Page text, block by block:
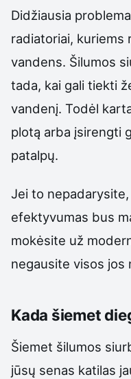
Didžiausia
radiatoriai, kuriems
vandens. Šilumos
tada, kai gali tiekti
vandenį. Todėl
plotą arba įsirengti
patalpų.
Jei to
efektyvumas bus
mokėsite už
negausite visos jos
Kada šiemet
Šiemet šilumos
jūsų senas katilas